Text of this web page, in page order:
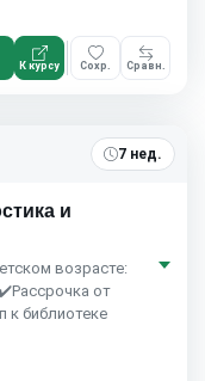
К курсу Сохр. Сравн.
7 нед.
и
возрасте:
✔️Рассрочка от
к библиотеке